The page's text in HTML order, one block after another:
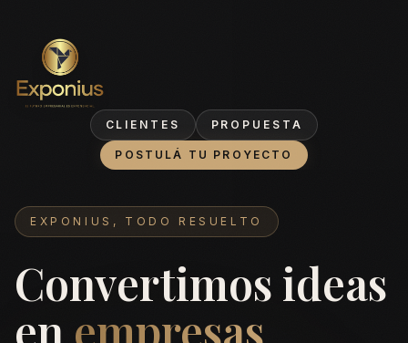
Exponius
CLIENTES PROPUESTA
POSTULÁ TU PROYECTO
EXPONIUS, TODO RESUELTO
Convertimos ideas
en empresas